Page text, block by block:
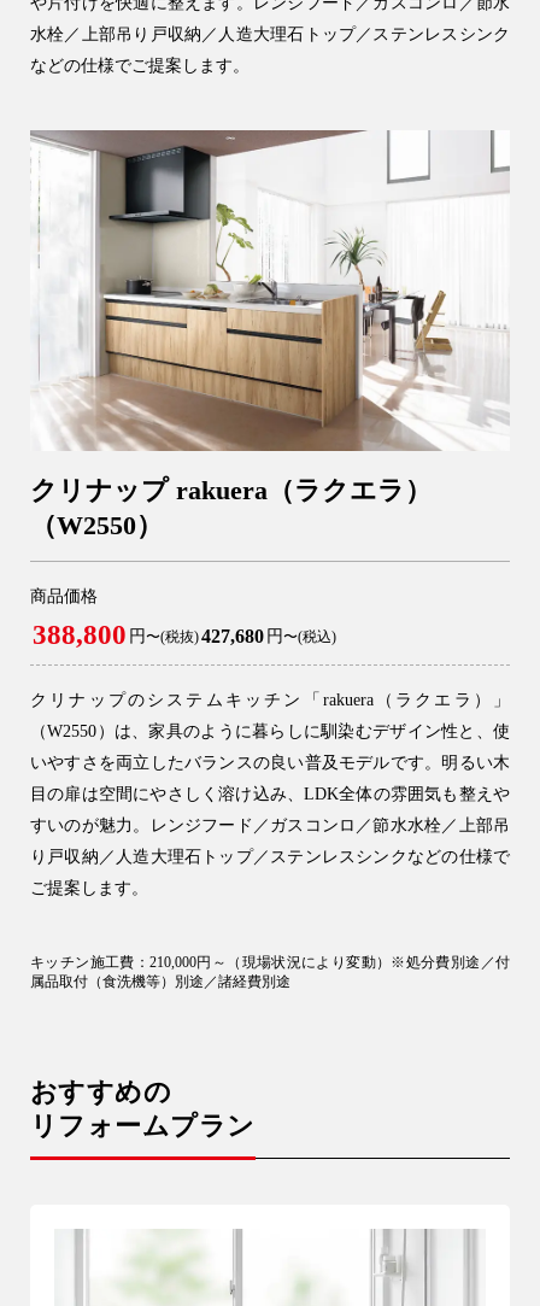
水栓／上部吊り戸収納／人造大理石トップ／ステンレスシンク
などの仕様でご提案します。
クリナップ rakuera（ラクエラ）
（W2550）
商品価格
388,800 円〜(税抜)427,680 円〜(税込)
クリナップのシステムキッチン「rakuera（ラクエラ）」
（W2550）は、家具のように暮らしに馴染むデザイン性と、使
いやすさを両立したバランスの良い普及モデルです。明るい木
目の扉は空間にやさしく溶け込み、LDK全体の雰囲気も整えや
すいのが魅力。レンジフード／ガスコンロ／節水水栓／上部吊
り戸収納／人造大理石トップ／ステンレスシンクなどの仕様で
ご提案します。
キッチン施工費：210,000円～（現場状況により変動）※処分費別途／付
属品取付（食洗機等）別途／諸経費別途
おすすめの
リフォームプラン